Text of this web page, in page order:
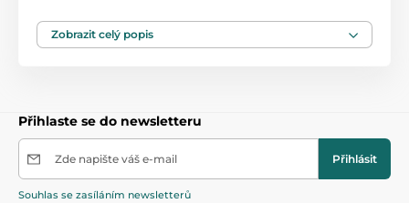
autosedačku.
Zrcátko, rolníčka, pohyblivé a šustící elementy
Zobrazit celý popis
Přihlaste se do newsletteru
Zde napište váš e-mail Přihlásit
Souhlas se zasíláním newsletterů